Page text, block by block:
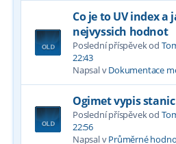
Co je to UV index a
nejvyssich hodnot
Poslední příspěvek od
22:43
Napsal vDokumentace
Ogimet vypis stanic
Poslední příspěvek od
22:56
Napsal vPrůměrné